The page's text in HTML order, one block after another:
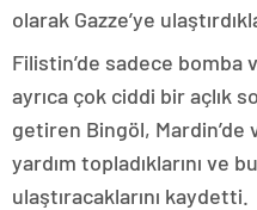
olarak Gazze’ye
Filistin’de sadece bomba
ayrıca çok ciddi bir açlık
getiren Bingöl,
yardım topladıklarını ve
ulaştıracaklarını kaydetti.